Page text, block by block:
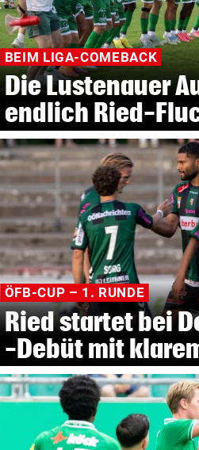
BEIM LIGA-COMEBACK
Die Lustenauer
endlich Ried-
ÖFB-CUP – 1. RUNDE
Ried startet bei
-Debüt mit